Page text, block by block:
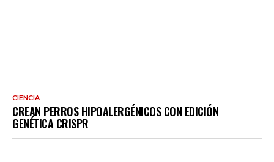
CIENCIA
CREAN PERROS HIPOALERGÉNICOS CON EDICIÓN
GENÉTICA CRISPR